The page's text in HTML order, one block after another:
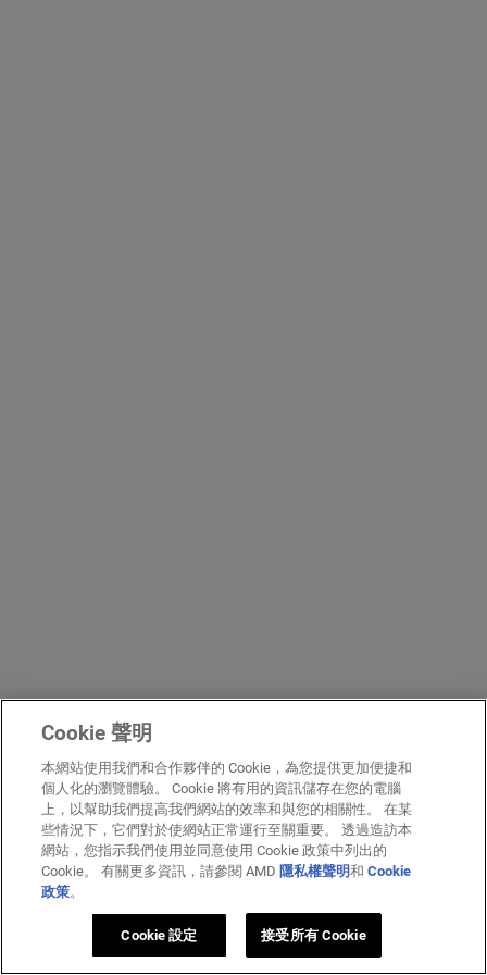
Cookie 聲明
本網站使用我們和合作夥伴的 Cookie，為您提供更加便捷和
個人化的瀏覽體驗。 Cookie 將有用的資訊儲存在您的電腦
上，以幫助我們提高我們網站的效率和與您的相關性。 在某
些情況下，它們對於使網站正常運行至關重要。 透過造訪本
網站，您指示我們使用並同意使用 Cookie 政策中列出的
Cookie。 有關更多資訊，請參閱 AMD 隱私權聲明和Cookie
政策。
Cookie 設定 接受所有 Cookie